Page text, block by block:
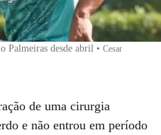
Palmeiras desde abril • Cesar
de uma cirurgia
e não entrou em período